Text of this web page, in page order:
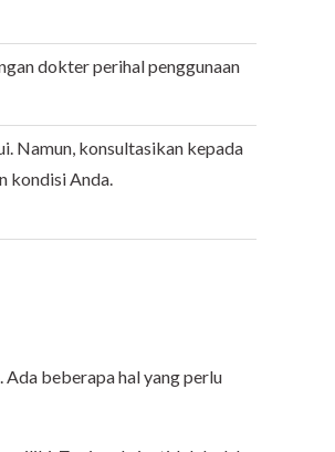
dokter perihal penggunaan
Namun, konsultasikan kepada
kondisi Anda.
beberapa hal yang perlu